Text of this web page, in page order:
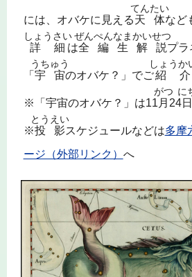
には、オバケに見える天体
てんたい
など
詳細
しょうさい
は全編生解説
ぜんぺんなまかいせつ
プラ
「 宇宙
うちゅう
のオバケ？」でご紹介
しょうか
※「宇宙のオバケ？」は11月
がつ
24日
に
※投影
とうえい
スケジュールなどは多摩
ージ（外部リンク） へ